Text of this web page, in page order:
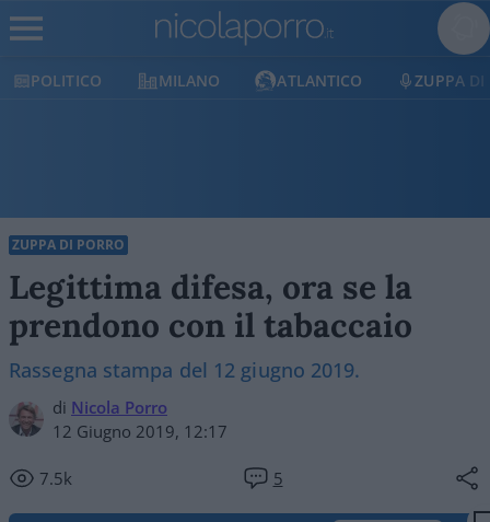
POLITICO MILANO ATLANTICO ZUPPA DI
ZUPPA DI PORRO
Legittima difesa, ora se la
prendono con il tabaccaio
Rassegna stampa del 12 giugno 2019.
di Nicola Porro
12 Giugno 2019, 12:17
7.5k 5